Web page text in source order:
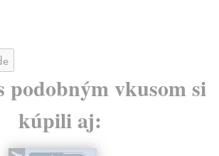
podobným vkusom si
kúpili aj: